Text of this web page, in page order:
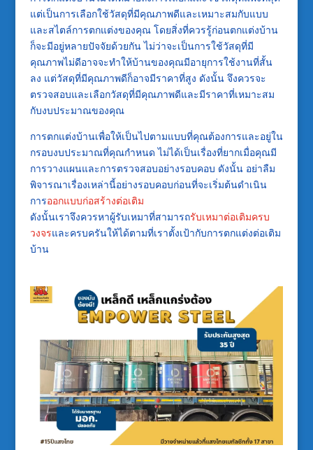
แต่เป็นการเลือกใช้วัสดุที่มีคุณภาพดีและเหมาะสมกับแบบ
และสไตล์การตกแต่งของคุณ โดยสิ่งที่ควรรู้ก่อนตกแต่งบ้าน
ก็จะมีอยู่หลายปัจจัยด้วยกัน ไม่ว่าจะเป็นการใช้วัสดุที่มี
คุณภาพไม่ดีอาจจะทำให้บ้านของคุณมีอายุการใช้งานที่สั้น
ลง แต่วัสดุที่มีคุณภาพดีก็อาจมีราคาที่สูง ดังนั้น จึงควรจะ
ตรวจสอบและเลือกวัสดุที่มีคุณภาพดีและมีราคาที่เหมาะสม
กับงบประมาณของคุณ
การตกแต่งบ้านเพื่อให้เป็นไปตามแบบที่คุณต้องการและอยู่ใน
กรอบงบประมาณที่คุณกำหนด ไม่ได้เป็นเรื่องที่ยากเมื่อคุณมี
การวางแผนและการตรวจสอบอย่างรอบคอบ ดังนั้น อย่าลืม
พิจารณาเรื่องเหล่านี้อย่างรอบคอบก่อนที่จะเริ่มต้นดำเนิน
การออกแบบก่อสร้างต่อเติม
ดังนั้นเราจึงควรหาผู้รับเหมาที่สามารถรับเหมาต่อเติมครบ
วงจรและครบครันให้ได้ตามที่เราตั้งเป้ากับการตกแต่งต่อเติม
บ้าน